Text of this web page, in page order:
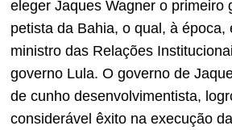
eleger Jaques Wagner o primeiro
petista da Bahia, o qual, à época,
ministro das Relações
governo Lula. O governo de
de cunho desenvolvimentista,
considerável êxito na execução